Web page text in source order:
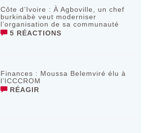
Côte d’Ivoire : À Agboville, un chef
burkinabè veut moderniser
l’organisation de sa communauté
5 RÉACTIONS
Finances : Moussa Belemviré élu à
l’ICCCROM
RÉAGIR